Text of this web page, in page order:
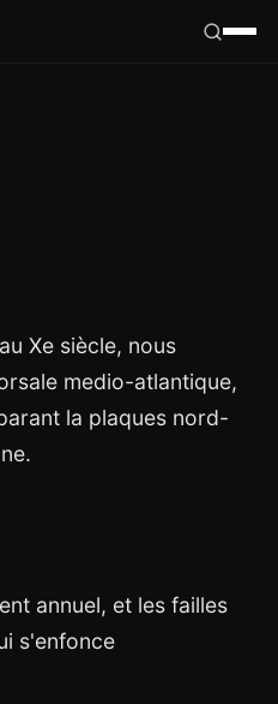
Xe siècle, nous
medio-atlantique,
la plaques nord-
annuel, et les failles
s'enfonce